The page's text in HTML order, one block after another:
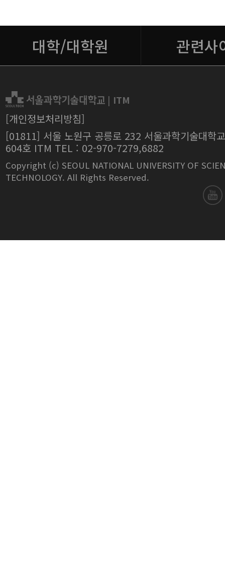
| ITM
[개인정보처리방침]
[01811] 서울 노원구 공릉로 232 서울과학기술대학
604호 ITM TEL : 02-970-7279,6882
Copyright (c) SEOUL NATIONAL UNIVERSITY OF
TECHNOLOGY. All Rights Reserved.
대학/대학원 관련사